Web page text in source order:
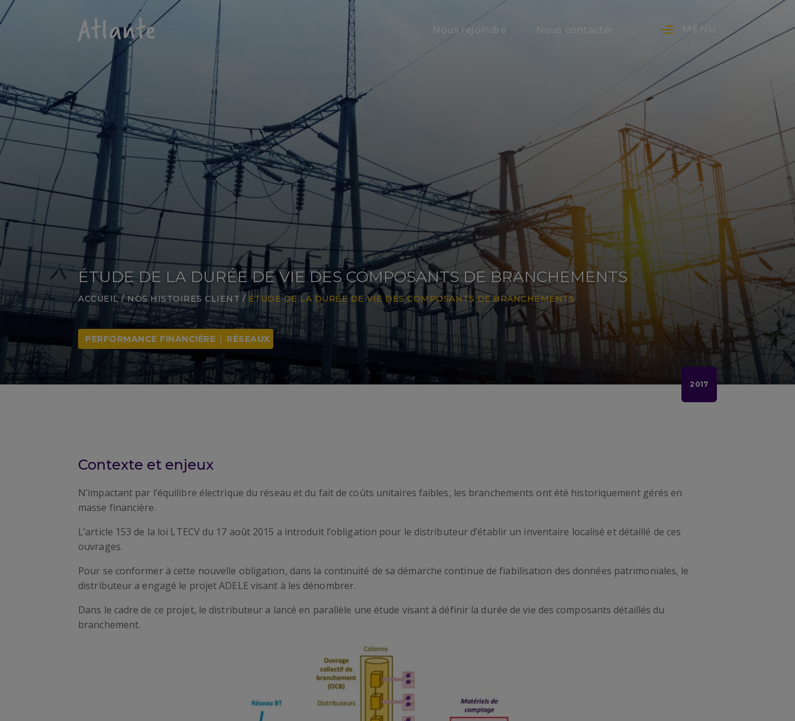
Nous rejoindre Nous contacter MENU
ÉTUDE DE LA DURÉE DE VIE DES COMPOSANTS DE BRANCHEMENTS
ACCUEIL/NOS HISTOIRES CLIENT / ÉTUDE DE LA DURÉE DE VIE DES COMPOSANTS DE BRANCHEMENTS
PERFORMANCE FINANCIÈRE | RÉSEAUX
2017
Contexte et enjeux
N’impactant par l’équilibre électrique du réseau et du fait de coûts unitaires faibles, les branchements ont été historiquement gérés en
masse financière.
L’article 153 de la loi LTECV du 17 août 2015 a introduit l’obligation pour le distributeur d’établir un inventaire localisé et détaillé de ces
ouvrages.
Pour se conformer à cette nouvelle obligation, dans la continuité de sa démarche continue de fiabilisation des données patrimoniales, le
distributeur a engagé le projet ADELE visant à les dénombrer.
Dans le cadre de ce projet, le distributeur a lancé en parallèle une étude visant à définir la durée de vie des composants détaillés du
branchement.